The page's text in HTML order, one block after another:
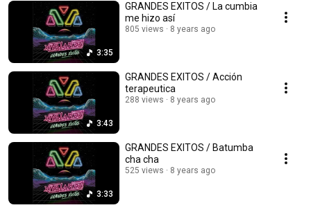
3:35
GRANDES EXITOS / La cumbia
me hizo así
805 views 8 years ago
3:43
GRANDES EXITOS / Acción
terapeutica
288 views 8 years ago
3:33
GRANDES EXITOS / Batumba
cha cha
525 views 8 years ago